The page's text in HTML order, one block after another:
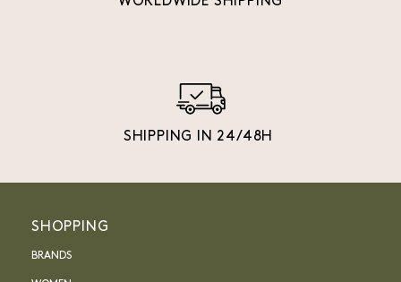
SHIPPING IN 24/48H
SHOPPING
BRANDS